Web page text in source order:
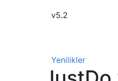
v5.2
Yenilikler